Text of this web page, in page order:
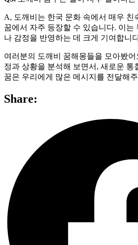
A, 도깨비는 한국 문화 속에서 매우 친
꿈에서 자주 등장할 수 있습니다. 이는
나 감정을 반영하는 데 크게 기여합니
여러분의 도깨비 꿈해몽들을 모아봤
정과 상황을 분석해 보면서, 새로운 통
꿈은 우리에게 많은 메시지를 전달해
Share: